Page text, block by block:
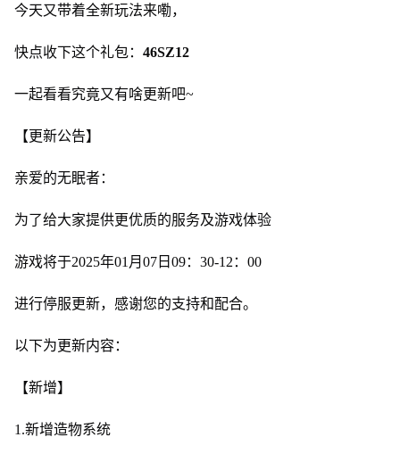
今天又带着全新玩法来嘞，
快点收下这个礼包： 46SZ12
一起看看究竟又有啥更新吧~
【更新公告】
亲爱的无眠者：
为了给大家提供更优质的服务及游戏体验
游戏将于2025年01月07日09：30-12：00
进行停服更新，感谢您的支持和配合。
以下为更新内容：
【新增】
1.新增造物系统